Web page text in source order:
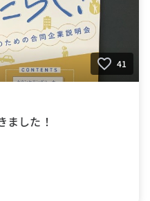
41
ました！